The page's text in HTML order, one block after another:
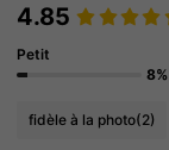
4.85
Petit
8%
fidèle à la photo(2)